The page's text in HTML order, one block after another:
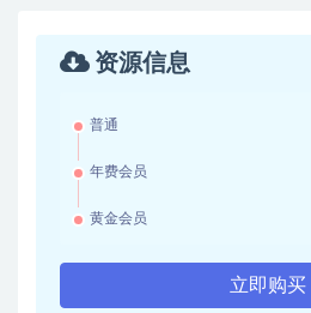
资源信息
普通
年费会员
黄金会员
立即购买